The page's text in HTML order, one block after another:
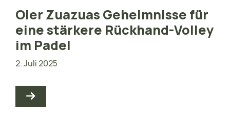
Oier Zuazuas Geheimnisse für
eine stärkere Rückhand-Volley
im Padel
2. Juli 2025